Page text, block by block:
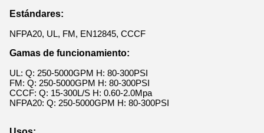
Estándares:
NFPA20, UL, FM, EN12845, CCCF
Gamas de funcionamiento:
UL: Q: 250-5000GPM H: 80-300PSI
FM: Q: 250-5000GPM H: 80-300PSI
CCCF: Q: 15-300L/S H: 0.60-2.0Mpa
NFPA20: Q: 250-5000GPM H: 80-300PSI